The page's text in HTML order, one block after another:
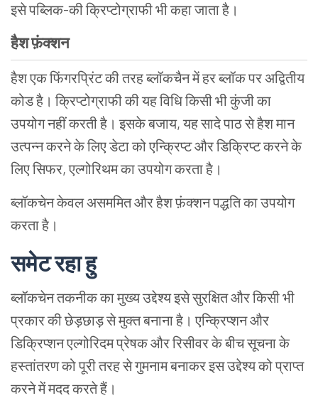
इसे पब्लिक-की क्रिप्टोग्राफी भी कहा जाता है।
हैश फ़ंक्शन
हैश एक फिंगरप्रिंट की तरह ब्लॉकचैन में हर ब्लॉक पर अद्वितीय
कोड है। क्रिप्टोग्राफी की यह विधि किसी भी कुंजी का
उपयोग नहीं करती है। इसके बजाय, यह सादे पाठ से हैश मान
उत्पन्न करने के लिए डेटा को एन्क्रिप्ट और डिक्रिप्ट करने के
लिए सिफर, एल्गोरिथम का उपयोग करता है।
ब्लॉकचेन केवल असममित और हैश फ़ंक्शन पद्धति का उपयोग
करता है।
समेट रहा हु
ब्लॉकचेन तकनीक का मुख्य उद्देश्य इसे सुरक्षित और किसी भी
प्रकार की छेड़छाड़ से मुक्त बनाना है। एन्क्रिप्शन और
डिक्रिप्शन एल्गोरिदम प्रेषक और रिसीवर के बीच सूचना के
हस्तांतरण को पूरी तरह से गुमनाम बनाकर इस उद्देश्य को प्राप्त
करने में मदद करते हैं।